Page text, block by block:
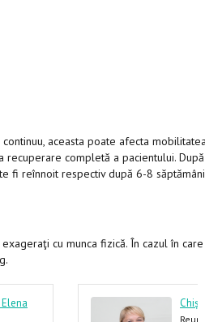
aceasta poate afecta mobilitatea
completă a pacientului. După
fi reînnoit respectiv după 6-8
cu munca fizică. În cazul în care